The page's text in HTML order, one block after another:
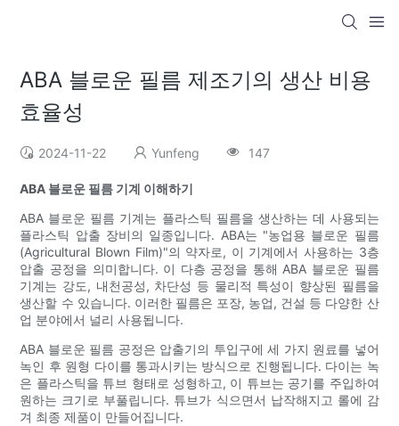
ABA 블로운 필름 제조기의 생산 비용
효율성
2024-11-22 Yunfeng 147
ABA 블로운 필름 기계 이해하기
ABA 블로운 필름 기계는 플라스틱 필름을 생산하는 데 사용되는
플라스틱 압출 장비의 일종입니다. ABA는 "농업용 블로운 필름
(Agricultural Blown Film)"의 약자로, 이 기계에서 사용하는 3층
압출 공정을 의미합니다. 이 다층 공정을 통해 ABA 블로운 필름
기계는 강도, 내천공성, 차단성 등 물리적 특성이 향상된 필름을
생산할 수 있습니다. 이러한 필름은 포장, 농업, 건설 등 다양한 산
업 분야에서 널리 사용됩니다.
ABA 블로운 필름 공정은 압출기의 투입구에 세 가지 원료를 넣어
녹인 후 원형 다이를 통과시키는 방식으로 진행됩니다. 다이는 녹
은 플라스틱을 튜브 형태로 성형하고, 이 튜브는 공기를 주입하여
원하는 크기로 부풀립니다. 튜브가 식으면서 납작해지고 롤에 감
겨 최종 제품이 만들어집니다.